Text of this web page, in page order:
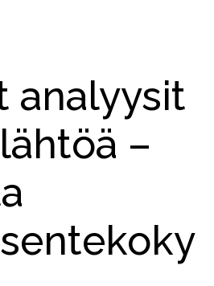
analyysit
–